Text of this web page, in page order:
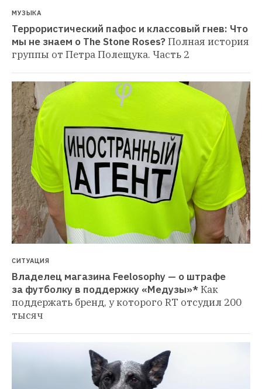
МУЗЫКА
Террористический пафос и классовый гнев: Что
мы не знаем о The Stone Roses?Полная история
группы от Петра Полещука. Часть 2
СИТУАЦИЯ
Владелец магазина Feelosophy — о штрафе
за футболку в поддержку «Медузы»*Как
поддержать бренд, у которого RT отсудил 200
тысяч